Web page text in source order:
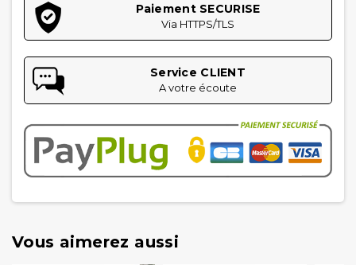
Paiement SECURISE
Via HTTPS/TLS
Service CLIENT
A votre écoute
Vous aimerez aussi